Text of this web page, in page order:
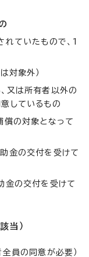
ていたもので、1
対象外）
又は所有者以外の
しているもの
償の対象となって
金の交付を受けて
金の交付を受けて
当）
員の同意が必要）